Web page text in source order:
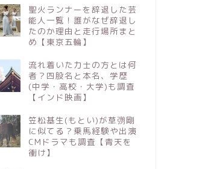
聖火ランナーを辞退した芸
能人一覧！誰がなぜ辞退し
たのか理由と走行場所まと
め【東京五輪】
流れ着いた力士の方とは何
者？四股名と本名、学歴
(中学・高校・大学)も調査
【インド映画】
笠松基生(もとい)が草彅剛
に似てる？乗馬経験や出演
CMドラマも調査【青天を
衝け】